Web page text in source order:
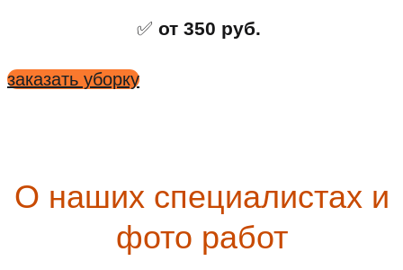
✅ от 350 руб.
заказать уборку
О наших специалистах и
фото работ